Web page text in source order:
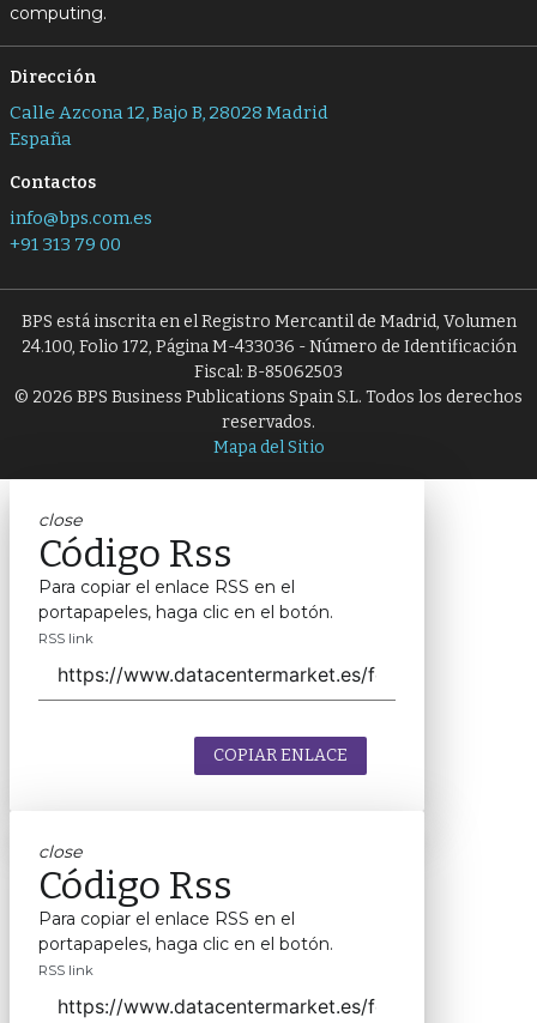
computing.
Dirección
Calle Azcona 12, Bajo B, 28028 Madrid
España
Contactos
info@bps.com.es
+91 313 79 00
BPS está inscrita en el Registro Mercantil de Madrid, Volumen
24.100, Folio 172, Página M-433036 - Número de Identificación
Fiscal: B-85062503
© 2026 BPS Business Publications Spain S.L. Todos los derechos
reservados.
Mapa del Sitio
close
Código Rss
Para copiar el enlace RSS en el
portapapeles, haga clic en el botón.
RSS link
COPIAR ENLACE
close
Código Rss
Para copiar el enlace RSS en el
portapapeles, haga clic en el botón.
RSS link